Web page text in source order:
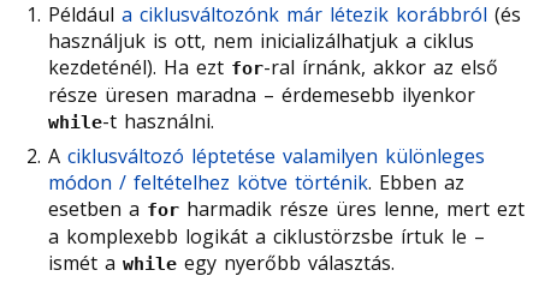
Például a ciklusváltozónk már létezik korábbról (és
használjuk is ott, nem inicializálhatjuk a ciklus
kezdeténél). Ha ezt for-ral írnánk, akkor az első
része üresen maradna – érdemesebb ilyenkor
while-t használni.
A ciklusváltozó léptetése valamilyen különleges
módon / feltételhez kötve történik. Ebben az
esetben a for harmadik része üres lenne, mert ezt
a komplexebb logikát a ciklustörzsbe írtuk le –
ismét a while egy nyerőbb választás.